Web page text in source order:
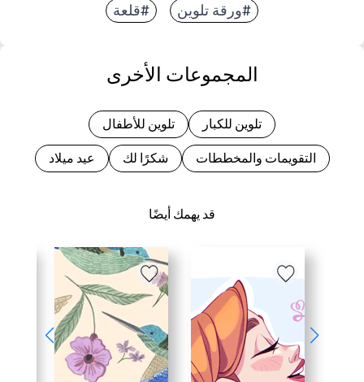
#ورقة تلوين #قلعة
قد يهمك أيضًا
المجموعات الأخرى
تلوين للكبار تلوين للأطفال
التقويمات والمخططات شكرًا لك عيد ميلاد